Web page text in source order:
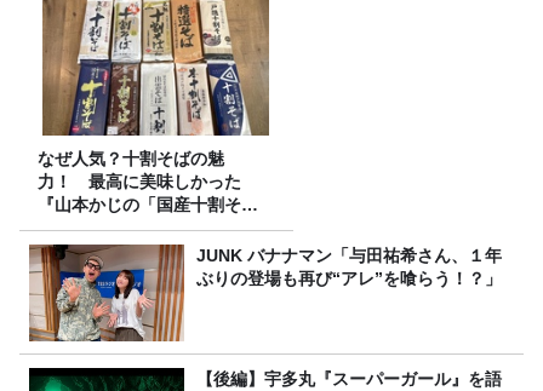
なぜ人気？十割そばの魅
力！ 最高に美味しかった
『山本かじの「国産十割そ
ば」』とは？【十割そば10種
食べ比べ】
JUNK バナナマン「与田祐希さん、１年
ぶりの登場も再び“アレ”を喰らう！？」
【後編】宇多丸『スーパーガール』を語